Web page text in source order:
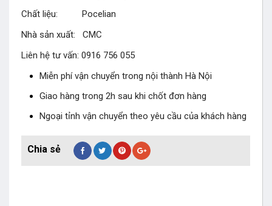
Chất liệu: Pocelian
Nhà sản xuất: CMC
Liên hệ tư vấn: 0916 756 055
Miễn phí vận chuyển trong nội thành Hà Nội
Giao hàng trong 2h sau khi chốt đơn hàng
Ngoại tỉnh vận chuyển theo yêu cầu của khách hàng